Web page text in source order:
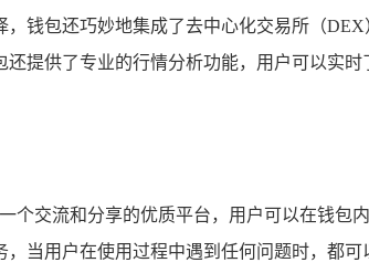
钱包还巧妙地集成了去中心化交易所（
提供了专业的行情分析功能，用户可以实
个交流和分享的优质平台，用户可以在钱
当用户在使用过程中遇到任何问题时，都